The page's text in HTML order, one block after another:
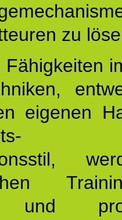
zu
eigenen
und